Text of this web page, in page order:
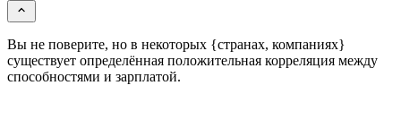
Вы не поверите, но в некоторых {странах, компаниях}
существует определённая положительная корреляция между
способностями и зарплатой.